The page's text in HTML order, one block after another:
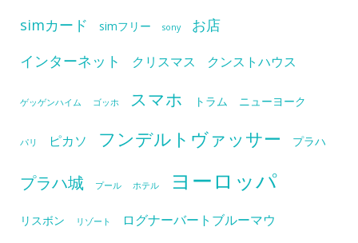
simカード simフリー sony
お店
インターネット
クリスマス クンストハウス
ゲッゲンハイム ゴッホ スマホ トラム ニューヨーク
パリ ピカソ フンデルトヴァッサー プラハ
プラハ城 プール ホテル ヨーロッパ
リスボン リゾート
ログナーバートブルーマウ